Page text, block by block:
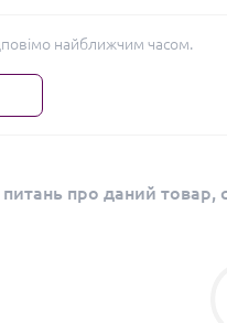
найближчим часом.
про даний товар,